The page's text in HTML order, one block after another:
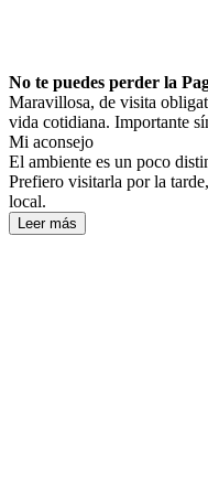
No te puedes perder la
Maravillosa, de visita
vida cotidiana. Importante
Mi aconsejo
El ambiente es un poco
Prefiero visitarla por la
local.
Leer más